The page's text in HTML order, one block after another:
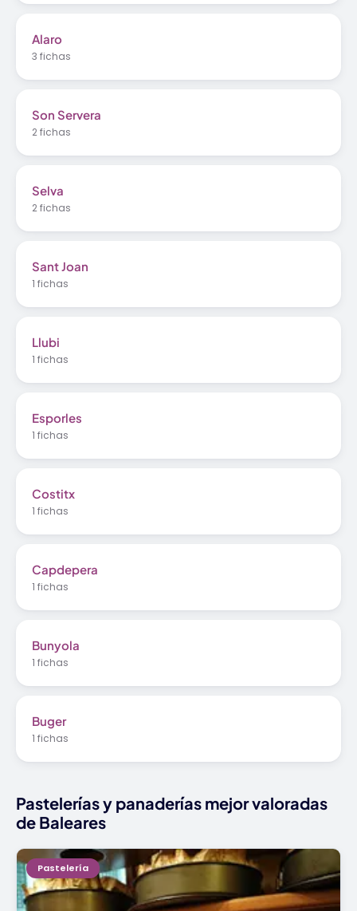
Alaro
3 fichas
Son Servera
2 fichas
Selva
2 fichas
Sant Joan
1 fichas
Llubi
1 fichas
Esporles
1 fichas
Costitx
1 fichas
Capdepera
1 fichas
Bunyola
1 fichas
Buger
1 fichas
Pastelerías y panaderías mejor valoradas
de Baleares
Pastelería